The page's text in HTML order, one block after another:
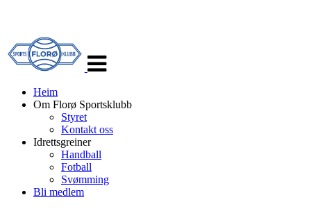
navigasjon
Heim
Om Florø Sportsklubb
Styret
Kontakt oss
Idrettsgreiner
Handball
Fotball
Svømming
Bli medlem